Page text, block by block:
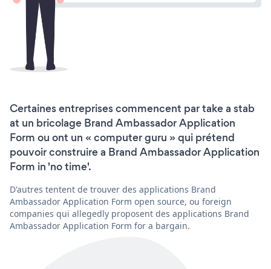
Certaines entreprises commencent par take a stab
at un bricolage Brand Ambassador Application
Form ou ont un « computer guru » qui prétend
pouvoir construire a Brand Ambassador Application
Form in 'no time'.
D'autres tentent de trouver des applications Brand
Ambassador Application Form open source, ou foreign
companies qui allegedly proposent des applications Brand
Ambassador Application Form for a bargain.